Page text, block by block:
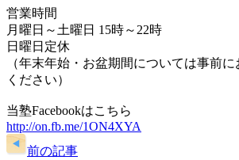
営業時間
月曜日～土曜日 15時～22時
日曜日定休
（年末年始・お盆期間については事前
ください）
当塾Facebookはこちら
http://on.fb.me/1ON4XYA
前の記事